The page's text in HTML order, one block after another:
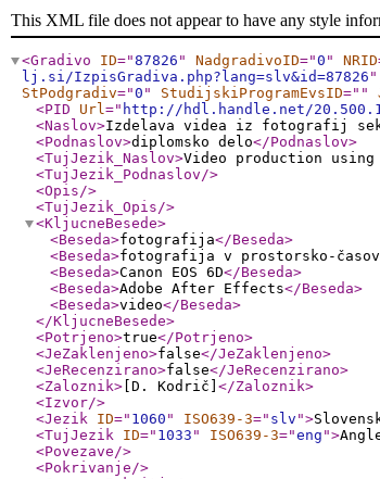
This XML file does not appear to have any style
<Gradivo ID="87826 " NadgradivoID="0 " NRID
lj.si/IzpisGradiva.php?lang=slv&id=87826 "
StPodgradiv="0 " StudijskiProgramEvsID=" "
<PID
Url=" http://hdl.handle.net/
<Naslov>Izdelava videa iz fotografij
<Podnaslov>diplomsko delo</Podnaslov>
<TujJezik_Naslov>Video production using
<TujJezik_Podnaslov/>
<Opis/>
<TujJezik_Opis/>
<KljucneBesede>
<Beseda>fotografija</Beseda>
<Beseda>fotografija v prostorsko-
<Beseda>Canon EOS 6D</Beseda>
<Beseda>Adobe After Effects</Beseda>
<Beseda>video</Beseda>
</KljucneBesede>
<Potrjeno>true</Potrjeno>
<JeZaklenjeno>false</JeZaklenjeno>
<JeRecenzirano>false</JeRecenzirano>
<Zaloznik> [D. Kodrič] </Zaloznik>
<Izvor/>
<Jezik ID=" 1060 " ISO639-3=" slv ">
<TujJezik ID=" 1033 " ISO639-3="eng ">
<Povezave/>
<Pokrivanje/>